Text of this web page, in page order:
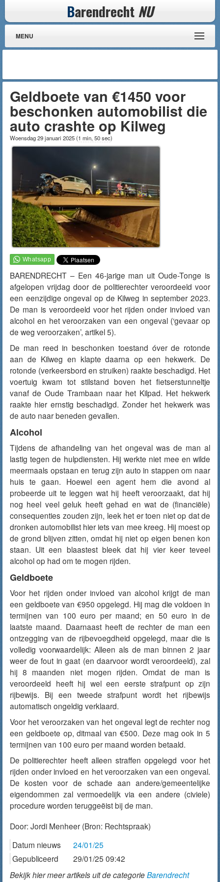
Barendrecht NU
MENU
Geldboete van €1450 voor
beschonken automobilist die
auto crashte op Kilweg
Woensdag 29 januari 2025(1 min, 50 sec)
BARENDRECHT – Een 46-jarige man uit Oude-Tonge is
afgelopen vrijdag door de politierechter veroordeeld voor
een eenzijdige ongeval op de Kilweg in september 2023.
De man is veroordeeld voor het rijden onder invloed van
alcohol en het veroorzaken van een ongeval (‘gevaar op
de weg veroorzaken’, artikel 5).
De man reed in beschonken toestand óver de rotonde
aan de Kilweg en klapte daarna op een hekwerk. De
rotonde (verkeersbord en struiken) raakte beschadigd. Het
voertuig kwam tot stilstand boven het fietserstunneltje
vanaf de Oude Trambaan naar het Kilpad. Het hekwerk
raakte hier ernstig beschadigd. Zonder het hekwerk was
de auto naar beneden gevallen.
Alcohol
Tijdens de afhandeling van het ongeval was de man al
lastig tegen de hulpdiensten. Hij werkte niet mee en wilde
meermaals opstaan en terug zijn auto in stappen om naar
huis te gaan. Hoewel een agent hem die avond al
probeerde uit te leggen wat hij heeft veroorzaakt, dat hij
nog heel veel geluk heeft gehad en wat de (financiële)
consequenties zouden zijn, leek het er toen niet op dat de
dronken automobilist hier iets van mee kreeg. Hij moest op
de grond blijven zitten, omdat hij niet op eigen benen kon
staan. Uit een blaastest bleek dat hij vier keer teveel
alcohol op had om te mogen rijden.
Geldboete
Voor het rijden onder invloed van alcohol krijgt de man
een geldboete van €950 opgelegd. Hij mag die voldoen in
termijnen van 100 euro per maand; en 50 euro in de
laatste maand. Daarnaast heeft de rechter de man een
ontzegging van de rijbevoegdheid opgelegd, maar die is
volledig voorwaardelijk: Alleen als de man binnen 2 jaar
weer de fout in gaat (en daarvoor wordt veroordeeld), zal
hij 8 maanden niet mogen rijden. Omdat de man is
veroordeeld heeft hij wel een eerste strafpunt op zijn
rijbewijs. Bij een tweede strafpunt wordt het rijbewijs
automatisch ongeldig verklaard.
Voor het veroorzaken van het ongeval legt de rechter nog
een geldboete op, ditmaal van €500. Deze mag ook in 5
termijnen van 100 euro per maand worden betaald.
De politierechter heeft alleen straffen opgelegd voor het
rijden onder invloed en het veroorzaken van een ongeval.
De kosten voor de schade aan andere/gemeentelijke
eigendommen zal vermoedelijk via een andere (civiele)
procedure worden teruggeëist bij de man.
Door: Jordi Menheer (Bron: Rechtspraak)
Datum nieuws
24/01/25
Gepubliceerd
29/01/25 09:42
Bekijk hier meer artikels uit de categorieBarendrecht